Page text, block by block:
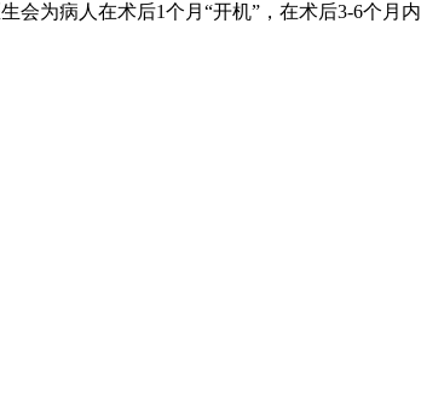
为病人在术后1个月“开机”，在术后3-6个月